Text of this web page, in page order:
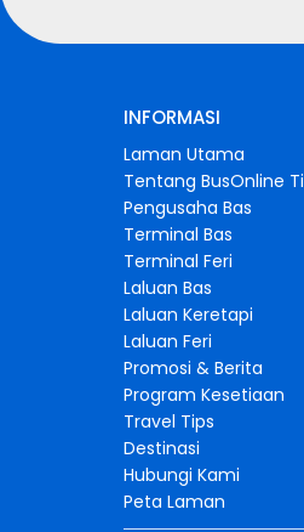
INFORMASI
Laman Utama
Tentang BusOnline
Pengusaha Bas
Terminal Bas
Terminal Feri
Laluan Bas
Laluan Keretapi
Laluan Feri
Promosi & Berita
Program Kesetiaan
Travel Tips
Destinasi
Hubungi Kami
Peta Laman